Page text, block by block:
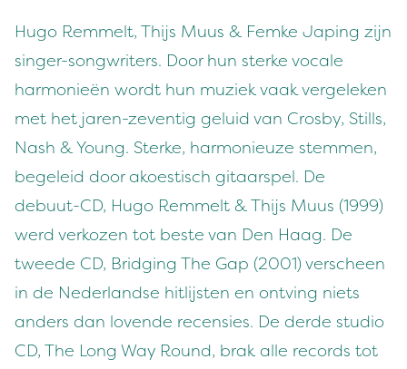
Hugo Remmelt, Thijs Muus & Femke Japing zijn
singer-songwriters. Door hun sterke vocale
harmonieën wordt hun muziek vaak vergeleken
met het jaren-zeventig geluid van Crosby, Stills,
Nash & Young. Sterke, harmonieuze stemmen,
begeleid door akoestisch gitaarspel. De
debuut-CD, Hugo Remmelt & Thijs Muus (1999)
werd verkozen tot beste van Den Haag. De
tweede CD, Bridging The Gap (2001) verscheen
in de Nederlandse hitlijsten en ontving niets
anders dan lovende recensies. De derde studio
CD, The Long Way Round, brak alle records tot